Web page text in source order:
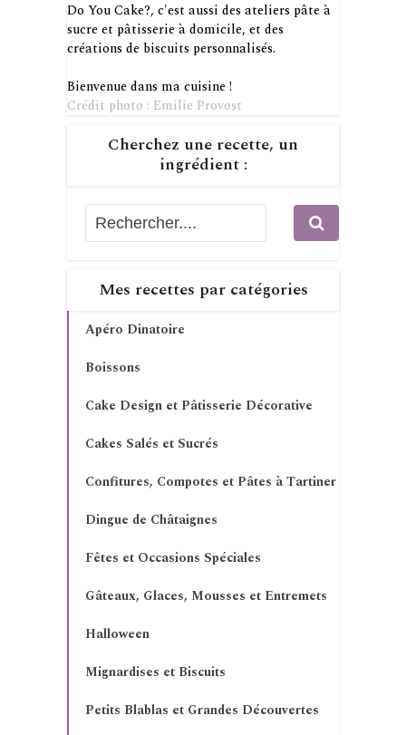
Do You Cake?, c'est aussi des ateliers pâte à
sucre et pâtisserie à domicile, et des
créations de biscuits personnalisés.
Bienvenue dans ma cuisine !
Crédit photo : Emilie Provost
Cherchez une recette, un
ingrédient :
Mes recettes par catégories
Apéro Dinatoire
Boissons
Cake Design et Pâtisserie Décorative
Cakes Salés et Sucrés
Confitures, Compotes et Pâtes à Tartiner
Dingue de Châtaignes
Fêtes et Occasions Spéciales
Gâteaux, Glaces, Mousses et Entremets
Halloween
Mignardises et Biscuits
Petits Blablas et Grandes Découvertes